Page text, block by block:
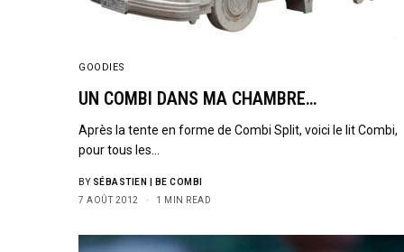
GOODIES
UN COMBI DANS MA CHAMBRE…
Après la tente en forme de Combi Split, voici le lit Combi,
pour tous les…
BY SÉBASTIEN | BE COMBI
7 AOÛT 2012
1 MIN READ